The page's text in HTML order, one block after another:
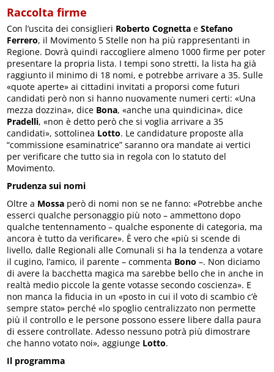
Raccolta firme
Con l’uscita dei consiglieri Roberto Cognetta eStefano
Ferrero, il Movimento 5 Stelle non ha più rappresentanti in
Regione. Dovrà quindi raccogliere almeno 1000 firme per poter
presentare la propria lista. I tempi sono stretti, la lista ha già
raggiunto il minimo di 18 nomi, e potrebbe arrivare a 35. Sulle
«quote aperte» ai cittadini invitati a proporsi come futuri
candidati però non si hanno nuovamente numeri certi: «Una
mezza dozzina», dice Bona, «anche una quindicina», dice
Pradelli, «non è detto però che si voglia arrivare a 35
candidati», sottolinea Lotto. Le candidature proposte alla
“commissione esaminatrice” saranno ora mandate ai vertici
per verificare che tutto sia in regola con lo statuto del
Movimento.
Prudenza sui nomi
Oltre a Mossa però di nomi non se ne fanno: «Potrebbe anche
esserci qualche personaggio più noto – ammettono dopo
qualche tentennamento – qualche esponente di categoria, ma
ancora è tutto da verificare». È vero che «più si scende di
livello, dalle Regionali alle Comunali si ha la tendenza a votare
il cugino, l’amico, il parente – commenta Bono –. Non diciamo
di avere la bacchetta magica ma sarebbe bello che in anche in
realtà medio piccole la gente votasse secondo coscienza». E
non manca la fiducia in un «posto in cui il voto di scambio c’è
sempre stato» perché «lo spoglio centralizzato non permette
più il controllo e le persone possono essere libere dalla paura
di essere controllate. Adesso nessuno potrà più dimostrare
che hanno votato noi», aggiunge Lotto.
Il programma